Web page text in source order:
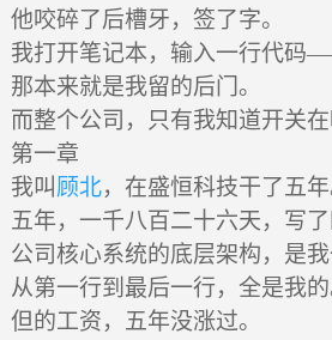
他咬碎了后槽牙，签了字。
我打开笔记本，输入一行代码
那本来就是我留的后门。
而整个公司，只有我知道开关在
第一章
我叫顾北，在盛恒科技干了五年
五年，一千八百二十六天，写了
公司核心系统的底层架构，是我
从第一行到最后一行，全是我的
但的工资，五年没涨过。